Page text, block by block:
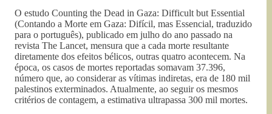
O estudo Counting the Dead in Gaza: Difficult but Essential
(Contando a Morte em Gaza: Difícil, mas Essencial, traduzido
para o português), publicado em julho do ano passado na
revista The Lancet, mensura que a cada morte resultante
diretamente dos efeitos bélicos, outras quatro acontecem. Na
época, os casos de mortes reportadas somavam 37.396,
número que, ao considerar as vítimas indiretas, era de 180 mil
palestinos exterminados. Atualmente, ao seguir os mesmos
critérios de contagem, a estimativa ultrapassa 300 mil mortes.